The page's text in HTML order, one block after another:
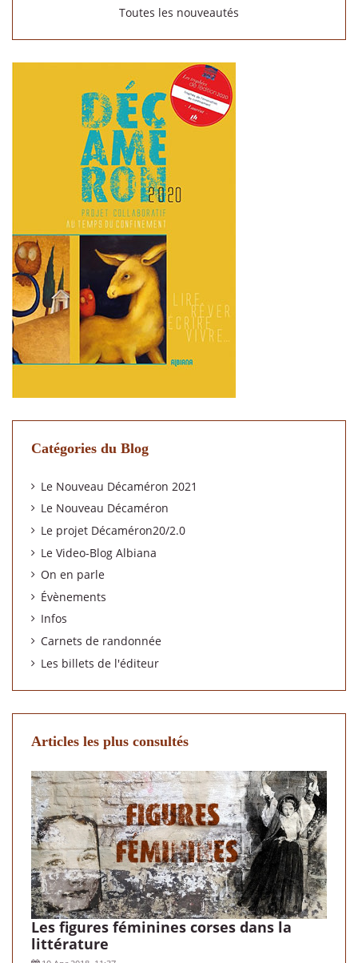
Toutes les nouveautés
Catégories du Blog
Le Nouveau Décaméron 2021
Le Nouveau Décaméron
Le projet Décaméron20/2.0
Le Video-Blog Albiana
On en parle
Évènements
Infos
Carnets de randonnée
Les billets de l'éditeur
Articles les plus consultés
Les figures féminines corses dans la
littérature